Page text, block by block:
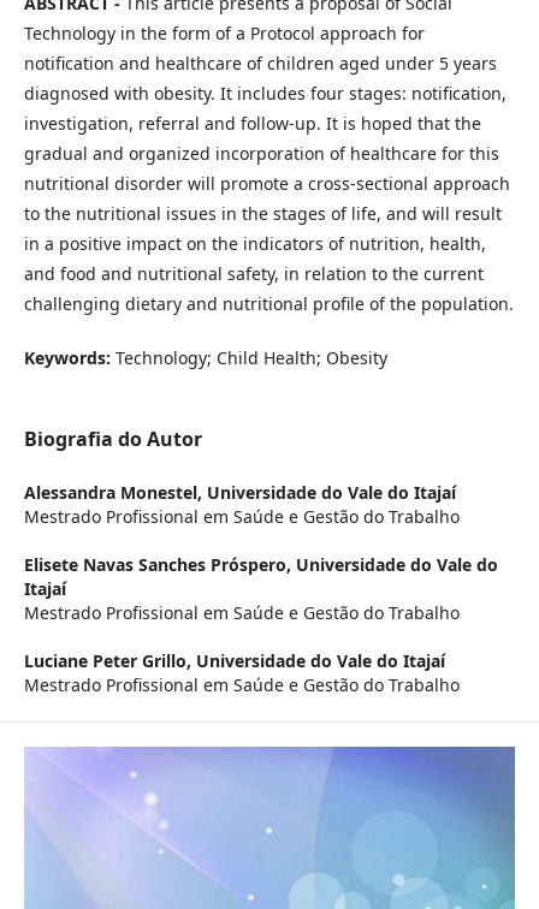
Technology in the form of a Protocol approach for
notification and healthcare of children aged under 5 years
diagnosed with obesity. It includes four stages: notification,
investigation, referral and follow-up. It is hoped that the
gradual and organized incorporation of healthcare for this
nutritional disorder will promote a cross-sectional approach
to the nutritional issues in the stages of life, and will result
in a positive impact on the indicators of nutrition, health,
and food and nutritional safety, in relation to the current
challenging dietary and nutritional profile of the population.
Keywords: Technology; Child Health; Obesity
Biografia do Autor
Alessandra Monestel, Universidade do Vale do Itajaí
Mestrado Profissional em Saúde e Gestão do Trabalho
Elisete Navas Sanches Próspero, Universidade do Vale do
Itajaí
Mestrado Profissional em Saúde e Gestão do Trabalho
Luciane Peter Grillo, Universidade do Vale do Itajaí
Mestrado Profissional em Saúde e Gestão do Trabalho